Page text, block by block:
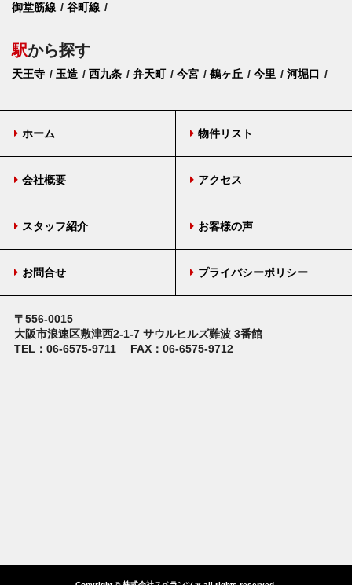
御堂筋線
谷町線
駅から探す
天王寺 玉造 西九条 弁天町 今宮 鶴ヶ丘 今里 河堀口
ホーム 物件リスト
会社概要 アクセス
スタッフ紹介 お客様の声
お問合せ プライバシーポリシー
〒556-0015
大阪市浪速区敷津西2-1-7サウルヒルズ難波 3番館
TEL：06-6575-9711
FAX：06-6575-9712